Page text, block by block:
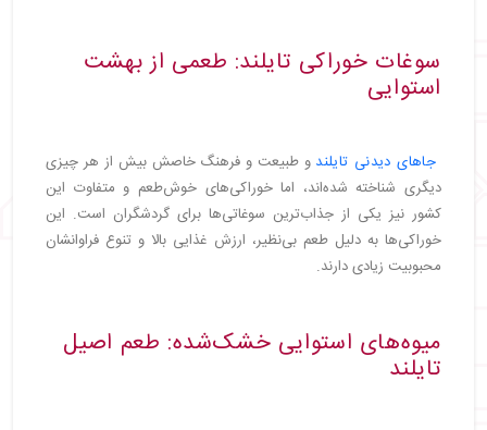
سوغات خوراکی تایلند: طعمی از بهشت
استوایی
جاهای دیدنی تایلند و طبیعت و فرهنگ خاصش بیش از هر چیزی
دیگری شناخته شده‌اند، اما خوراکی‌های خوش‌طعم و متفاوت این
کشور نیز یکی از جذاب‌ترین سوغاتی‌ها برای گردشگران است. این
خوراکی‌ها به دلیل طعم بی‌نظیر، ارزش غذایی بالا و تنوع فراوانشان
محبوبیت زیادی دارند.
میوه‌های استوایی خشک‌شده: طعم اصیل
تایلند